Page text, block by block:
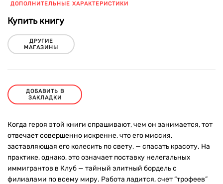
ДОПОЛНИТЕЛЬНЫЕ ХАРАКТЕРИСТИКИ
Купить книгу
ДРУГИЕ
МАГАЗИНЫ
ДОБАВИТЬ В
ЗАКЛАДКИ
Когда героя этой книги спрашивают, чем он занимается, тот
отвечает совершенно искренне, что его миссия,
заставляющая его колесить по свету, — спасать красоту. На
практике, однако, это означает поставку нелегальных
иммигрантов в Клуб — тайный элитный бордель с
филиалами по всему миру. Работа ладится, счет “трофеев”